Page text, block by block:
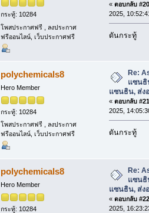
กระทู้: 10284
โพสประกาศฟรี , ลงประกาศ
ฟรีออนไลน์, เว็บประกาศฟรี
« ตอบกลับ
2025,
ดันกระทู้
polychemicals8
Hero Member
กระทู้: 10284
โพสประกาศฟรี , ลงประกาศ
ฟรีออนไลน์, เว็บประกาศฟรี
Re:
แซนธิ
แซนธิน, ส่ง
« ตอบกลับ
2025,
ดันกระทู้
polychemicals8
Hero Member
กระทู้: 10284
Re:
แซนธิ
แซนธิน, ส่ง
« ตอบกลับ
2025,